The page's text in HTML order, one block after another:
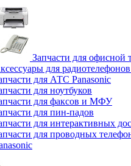
Запчасти для офисной
для
для АТС Panasonic
для ноутбуков
для факсов и МФУ
для пин-падов
для интерактивных
для проводных